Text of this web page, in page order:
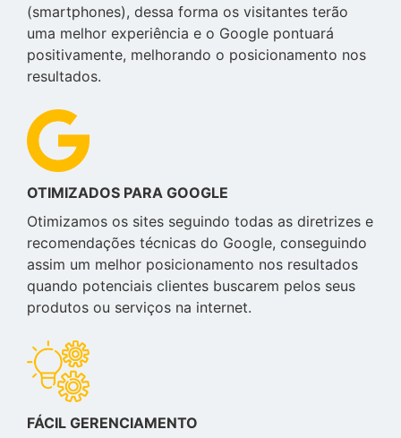
(smartphones), dessa forma os visitantes terão
uma melhor experiência e o Google pontuará
positivamente, melhorando o posicionamento nos
resultados.
OTIMIZADOS PARA GOOGLE
Otimizamos os sites seguindo todas as diretrizes e
recomendações técnicas do Google, conseguindo
assim um melhor posicionamento nos resultados
quando potenciais clientes buscarem pelos seus
produtos ou serviços na internet.
FÁCIL GERENCIAMENTO